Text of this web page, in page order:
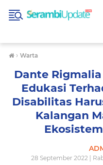
› Warta
Dante
Edukasi
Disabilitas
Kalangan
28 September 2022 |